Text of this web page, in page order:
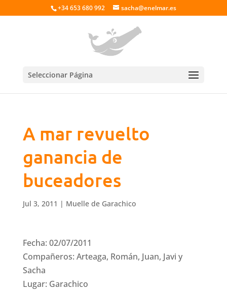
+34 653 680 992 sacha@enelmar.es
Seleccionar Página
A mar revuelto
ganancia de
buceadores
Jul 3, 2011 | Muelle de Garachico
Fecha: 02/07/2011
Compañeros: Arteaga, Román, Juan, Javi y
Sacha
Lugar: Garachico